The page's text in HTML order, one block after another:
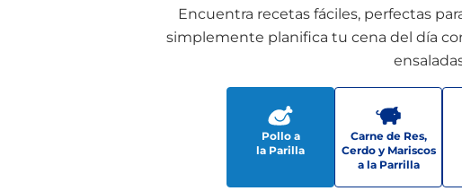
Encuentra recetas fáciles, perfectas
simplemente planifica tu cena del día
Pollo a
la Parilla
Carne de Res,
Cerdo y Mariscos
a la Parrilla